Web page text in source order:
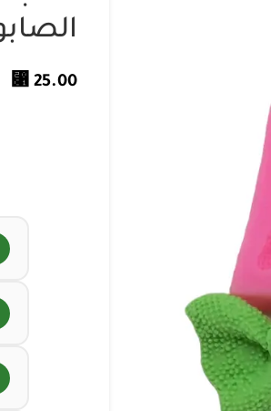
⃁ 25.00